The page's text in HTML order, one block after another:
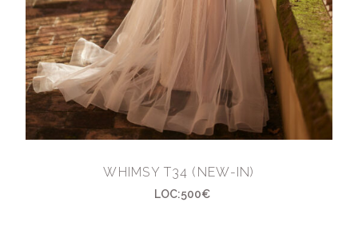
WHIMSY T34 (NEW-IN)
LOC:500€